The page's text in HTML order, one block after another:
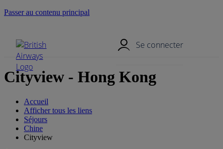
Passer au contenu principal
Se connecter
Cityview - Hong Kong
Accueil
Afficher tous les liens
Séjours
Chine
Cityview